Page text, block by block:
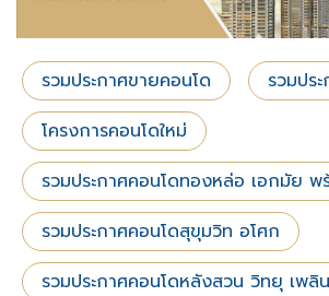
รวมประกาศขายคอนโด
รวมปร
โครงการคอนโดใหม่
รวมประกาศคอนโดทองหล่อ เอกมัย
รวมประกาศคอนโดสุขุมวิท อโศก
รวมประกาศคอนโดหลังสวน วิทยุ เพ